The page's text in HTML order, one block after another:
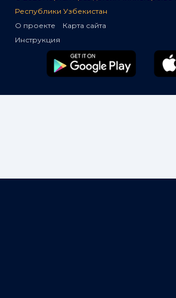
Республики Узбекистан
О проекте
Карта сайта
Инструкция